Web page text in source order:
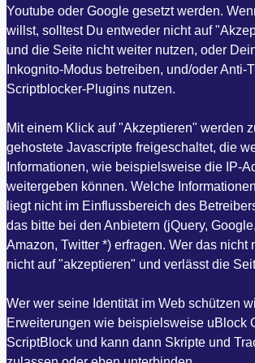
Youtube oder Google gesetzt werden.
willst, solltest Du entweder nicht auf
und die Seite nicht weiter nutzen, oder
Inkognito-Modus betreiben, und/oder Anti-
Scriptblocker-Plugins nutzen.
Mit einem Klick auf "Akzeptieren" werden
gehostete Javascripte freigeschaltet, die
Informationen, wie beispielsweise die IP-
weitergeben können. Welche
liegt nicht im Einflussbereich des
das bitte bei den Anbietern (jQuery,
Amazon, Twitter *) erfragen. Wer das nicht
nicht auf "akzeptieren" und verlässt die
Wer wer seine Identität im Web schützen
Erweiterungen wie beispielsweise uBlock
ScriptBlock und kann dann Skripte und